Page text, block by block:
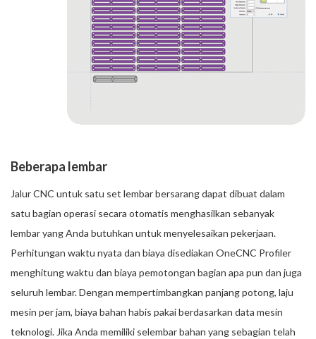
Beberapa lembar
Jalur CNC untuk satu set lembar bersarang dapat dibuat dalam
satu bagian operasi secara otomatis menghasilkan sebanyak
lembar yang Anda butuhkan untuk menyelesaikan pekerjaan.
Perhitungan waktu nyata dan biaya disediakan OneCNC Profiler
menghitung waktu dan biaya pemotongan bagian apa pun dan juga
seluruh lembar. Dengan mempertimbangkan panjang potong, laju
mesin per jam, biaya bahan habis pakai berdasarkan data mesin
teknologi. Jika Anda memiliki selembar bahan yang sebagian telah